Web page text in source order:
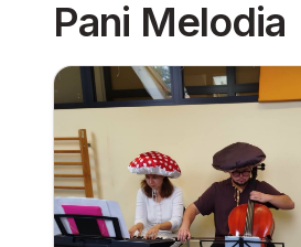
Pani Melodia